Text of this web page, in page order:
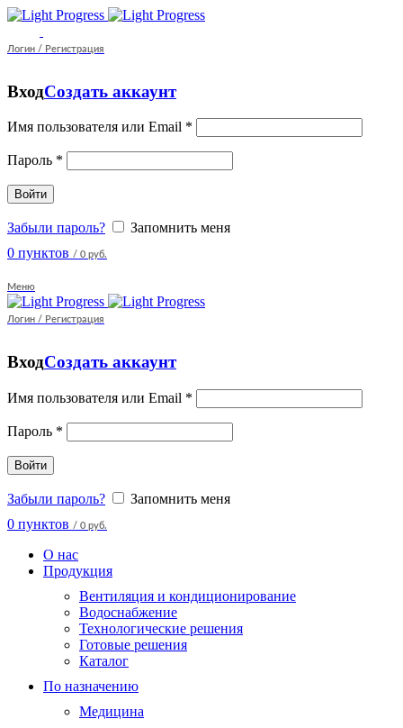
Логин / Регистрация
ВходСоздать аккаунт
Имя пользователя или Email *
Пароль *
Войти
Забыли пароль?
Запомнить меня
0 пунктов / 0 руб.
Меню
Логин / Регистрация
ВходСоздать аккаунт
Имя пользователя или Email *
Пароль *
Войти
Забыли пароль?
Запомнить меня
0 пунктов / 0 руб.
О нас
Продукция
Вентиляция и кондиционирование
Водоснабжение
Технологические решения
Готовые решения
Каталог
По назначению
Медицина